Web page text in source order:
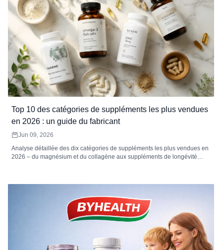
pré-lancement.
Top 10 des catégories de suppléments les plus vendues
en 2026 : un guide du fabricant
Jun 09, 2026
Analyse détaillée des dix catégories de suppléments les plus vendues en
2026 – du magnésium et du collagène aux suppléments de longévité
vous aider à faire le bon choix.